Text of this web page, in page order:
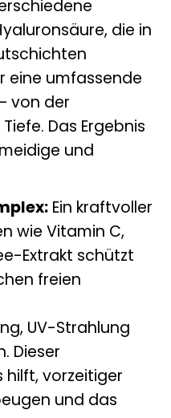
die in
eine umfassende
von der
Das Ergebnis
und
Ein kraftvoller
wie Vitamin C,
Extrakt schützt
freien
UV-Strahlung
Dieser
hilft, vorzeitiger
und das